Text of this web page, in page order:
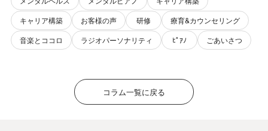
キャリア構築
お客様の声 研修
療育&カウンセリング
音楽とココロ
ラジオパーソナリティ ﾋﾟｱﾉ ごあいさつ
コラム一覧に戻る